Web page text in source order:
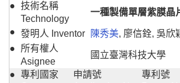
● 技術名稱
Technology
一種製備單層紫膜晶
● 發明人 Inventor 陳秀美, 廖信銓, 吳欣
●
所有權人
Asignee
國立臺灣科技大學
● 專利國家
申請號
專利號